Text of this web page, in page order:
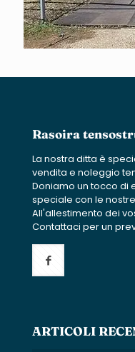
Rasoira
La nostra ditta è
vendita e noleggio
Doniamo un tocco di
speciale con le
All'allestimento dei
Contattaci per un
ARTICOLI